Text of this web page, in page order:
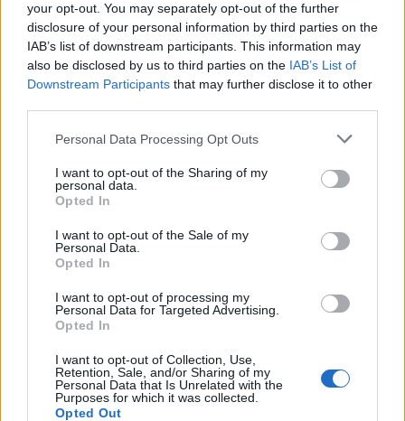
your opt-out. You may separately opt-out of the further
disclosure of your personal information by third parties on the
IAB’s list of downstream participants. This information may
also be disclosed by us to third parties on the IAB’s List of
Downstream Participants that may further disclose it to other
Please note that this website/app uses one or more Google
not limited to your visit or usage behaviour. You may click to
grant or deny consent to Google and its third-party tags to
use your data for below specified purposes in below Google
consent section.
Personal Data Processing Opt Outs
I want to opt-out of the Sharing of my
personal data.
Opted In
I want to opt-out of the Sale of my
Personal Data.
Opted In
I want to opt-out of processing my
Personal Data for Targeted Advertising.
Opted In
I want to opt-out of Collection, Use,
Retention, Sale, and/or Sharing of my
Personal Data that Is Unrelated with the
Purposes for which it was collected.
Opted Out
Tóth Andi nemcsak a jelmeznek is beillő, falatnyi
fekete miniruhával, és a hozzá választott
combcsizmával keltett feltűnést, de a díjat is úgy
vette át, ahogy Jack Sparrow átvett volna egy ilyen
Hírességek Sétányának csillagavatásán mondott,
Tóth Andi is magának köszönte meg a díjat, és azt,
hogy ilyen jó dalokat ír (igaz, ő egy kicsit más jelzőt
használt).